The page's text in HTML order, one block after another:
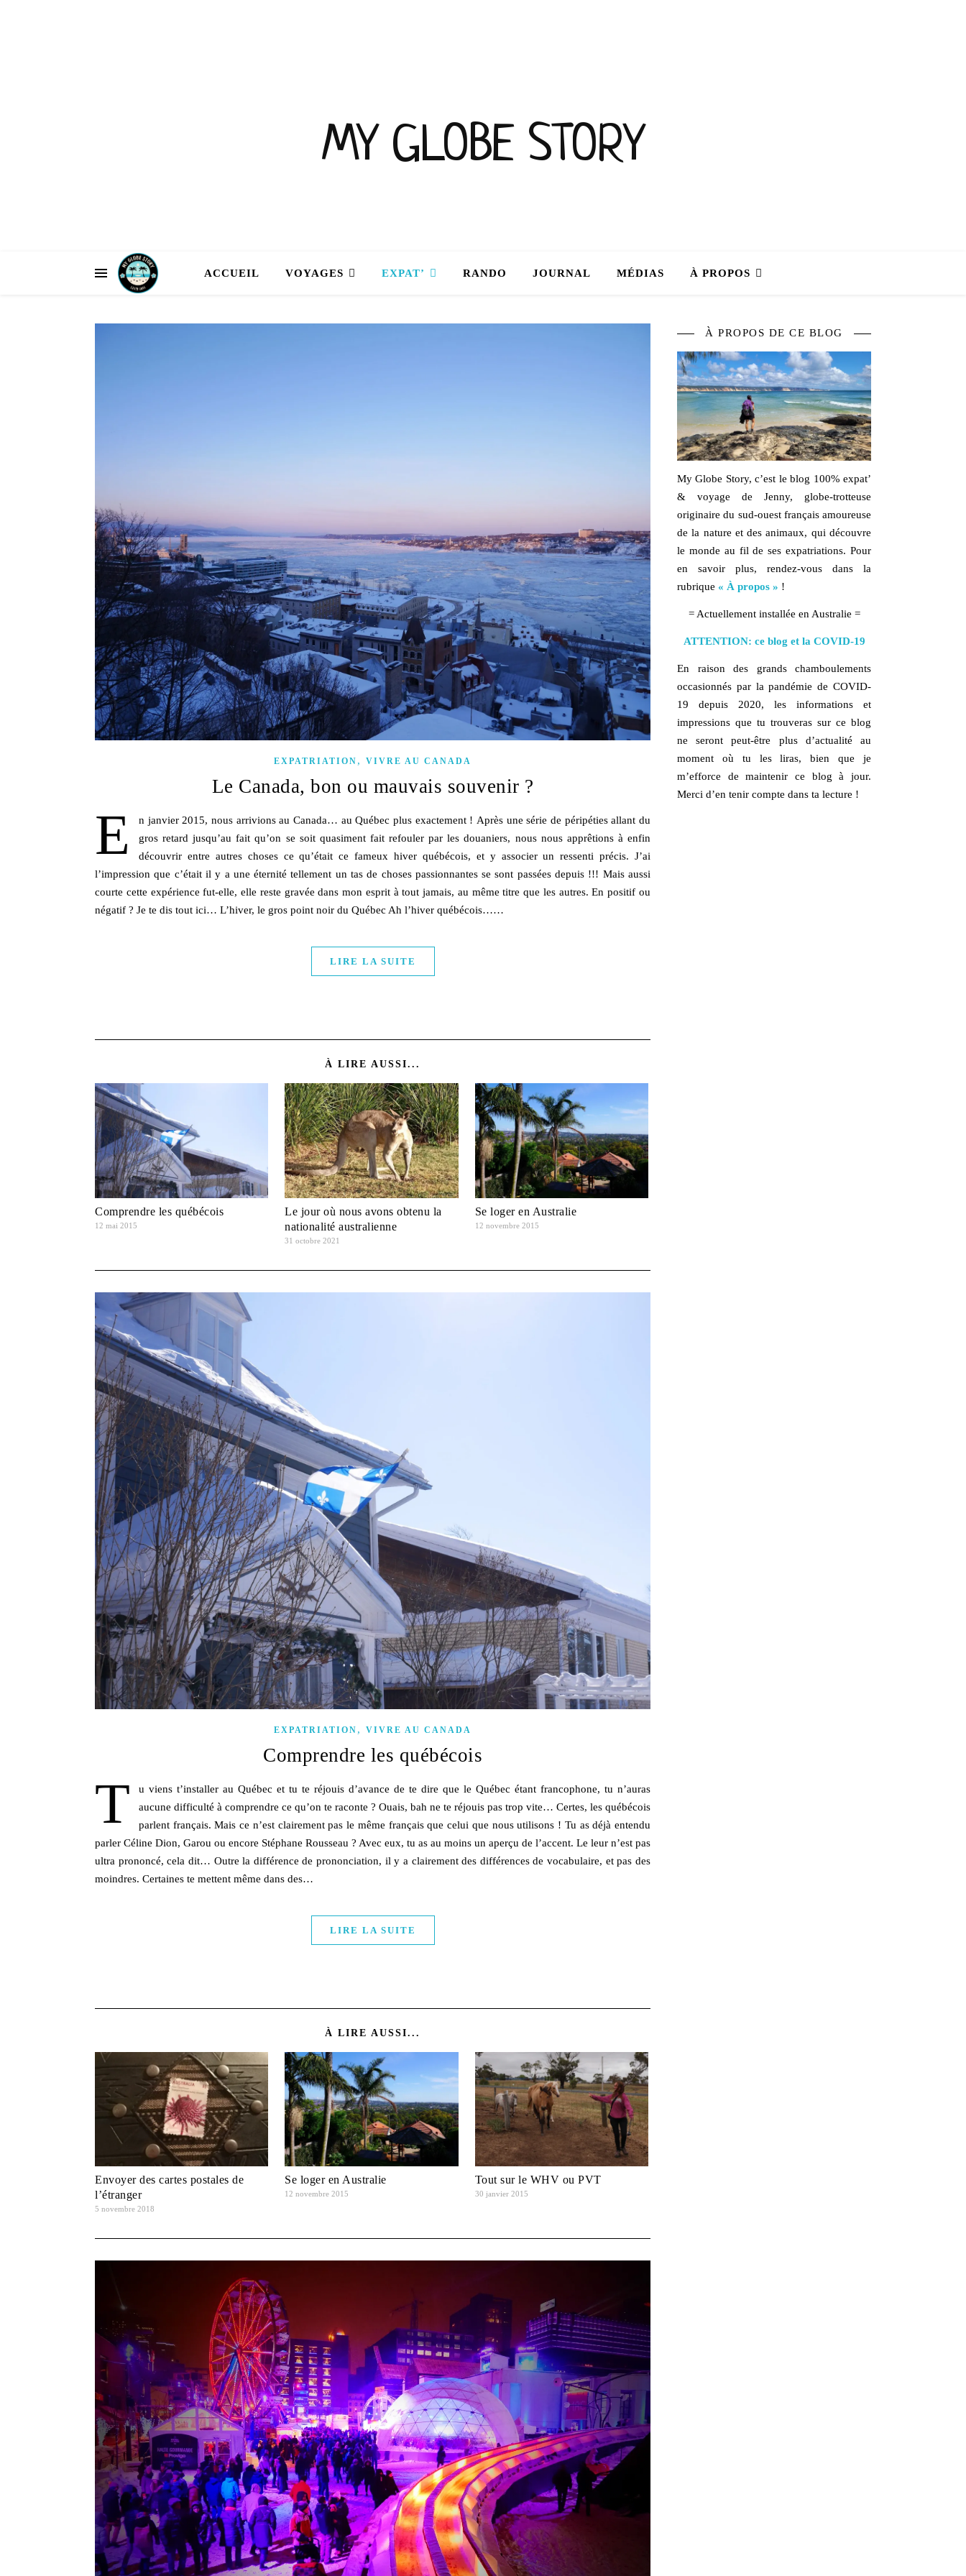
MY GLOBE STORY
ACCUEIL VOYAGES EXPAT’ RANDO JOURNAL MÉDIAS À PROPOS
EXPATRIATION , VIVRE AU CANADA
Le Canada, bon ou mauvais souvenir ?
E
n janvier 2015, nous arrivions au Canada… au Québec plus exactement ! Après une série de péripéties allant du
gros retard jusqu’au fait qu’on se soit quasiment fait refouler par les douaniers, nous nous apprêtions à enfin
découvrir entre autres choses ce qu’était ce fameux hiver québécois, et y associer un ressenti précis. J’ai
l’impression que c’était il y a une éternité tellement un tas de choses passionnantes se sont passées depuis !!! Mais aussi
courte cette expérience fut-elle, elle reste gravée dans mon esprit à tout jamais, au même titre que les autres. En positif ou
négatif ? Je te dis tout ici… L’hiver, le gros point noir du Québec Ah l’hiver québécois……
LIRE LA SUITE
À LIRE AUSSI...
Comprendre les québécois
12 mai 2015
Le jour où nous avons obtenu la
nationalité australienne
31 octobre 2021
Se loger en Australie
12 novembre 2015
EXPATRIATION , VIVRE AU CANADA
Comprendre les québécois
T
u viens t’installer au Québec et tu te réjouis d’avance de te dire que le Québec étant francophone, tu n’auras
aucune difficulté à comprendre ce qu’on te raconte ? Ouais, bah ne te réjouis pas trop vite… Certes, les québécois
parlent français. Mais ce n’est clairement pas le même français que celui que nous utilisons ! Tu as déjà entendu
parler Céline Dion, Garou ou encore Stéphane Rousseau ? Avec eux, tu as au moins un aperçu de l’accent. Le leur n’est pas
ultra prononcé, cela dit… Outre la différence de prononciation, il y a clairement des différences de vocabulaire, et pas des
moindres. Certaines te mettent même dans des…
LIRE LA SUITE
À LIRE AUSSI...
Envoyer des cartes postales de
l’étranger
5 novembre 2018
Se loger en Australie
12 novembre 2015
Tout sur le WHV ou PVT
30 janvier 2015
À PROPOS DE CE BLOG
My Globe Story, c’est le blog 100% expat’
& voyage de Jenny, globe-trotteuse
originaire du sud-ouest français amoureuse
de la nature et desanimaux, qui découvre
le monde au fil de ses expatriations. Pour
en savoir plus, rendez-vous dans la
rubrique « À propos » !
= Actuellement installée en Australie =
ATTENTION: ce blog et la COVID-19
En raison des grands chamboulements
occasionnés par la pandémie de COVID-
19 depuis 2020, les informations et
impressions que tu trouveras sur ce blog
ne seront peut-être plus d’actualité au
moment où tu les liras, bien que je
m’efforce de maintenir ce blog à jour.
Merci d’en tenir compte dans ta lecture !